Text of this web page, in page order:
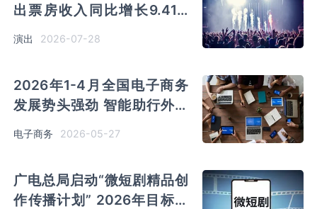
出票房收入同比增长9.41%
演出行业提质升级 产业联动
优势凸显
演出 2026-07-28
2026年1-4月全国电子商务
发展势头强劲 智能助行外骨
骼网上零售额同比大增
785.5%
电子商务 2026-05-27
广电总局启动“微短剧精品创
作传播计划” 2026年目标推